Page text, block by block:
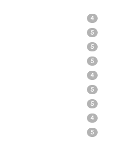
4
5
5
5
4
5
5
4
5